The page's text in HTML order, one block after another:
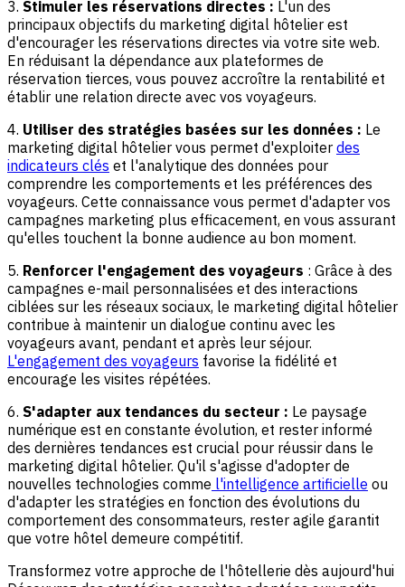
3. Stimuler les réservations directes : L'un des
principaux objectifs du marketing digital hôtelier est
d'encourager les réservations directes via votre site web.
En réduisant la dépendance aux plateformes de
réservation tierces, vous pouvez accroître la rentabilité et
établir une relation directe avec vos voyageurs.
4. Utiliser des stratégies basées sur les données : Le
marketing digital hôtelier vous permet d'exploiter des
indicateurs clés et l'analytique des données pour
comprendre les comportements et les préférences des
voyageurs. Cette connaissance vous permet d'adapter vos
campagnes marketing plus efficacement, en vous assurant
qu'elles touchent la bonne audience au bon moment.
5. Renforcer l'engagement des voyageurs : Grâce à des
campagnes e-mail personnalisées et des interactions
ciblées sur les réseaux sociaux, le marketing digital hôtelier
contribue à maintenir un dialogue continu avec les
voyageurs avant, pendant et après leur séjour.
L'engagement des voyageurs favorise la fidélité et
encourage les visites répétées.
6. S'adapter aux tendances du secteur : Le paysage
numérique est en constante évolution, et rester informé
des dernières tendances est crucial pour réussir dans le
marketing digital hôtelier. Qu'il s'agisse d'adopter de
nouvelles technologies comme l'intelligence artificielle ou
d'adapter les stratégies en fonction des évolutions du
comportement des consommateurs, rester agile garantit
que votre hôtel demeure compétitif.
Transformez votre approche de l'hôtellerie dès aujourd'hui